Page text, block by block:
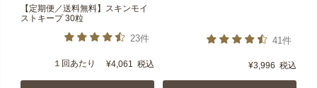
【定期便／送料無料】スキンモイ
ストキープ 30粒
23件
１回あたり ¥4,061 税込
41件
¥3,996 税込